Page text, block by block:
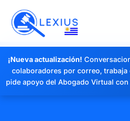
¡Nueva actualización!
colaboradores por correo, trabaja
pide apoyo del Abogado Virtual con